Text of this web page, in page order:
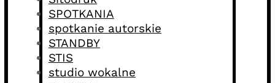
SPOTKANIA
spotkanie autorskie
STANDBY
STIS
studio wokalne